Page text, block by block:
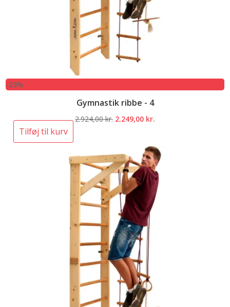
-23%
Gymnastik ribbe - 4
2.924,00kr. Den
var:
2.924,00 kr..
2.249,00 kr.
er:
2.249,00 kr..
Tilføj til kurv